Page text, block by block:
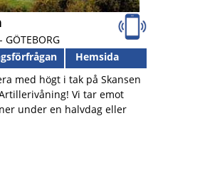
GÖTEBORG
Hemsida
med högt i tak på Skansen
Vi tar emot
under en halvdag eller